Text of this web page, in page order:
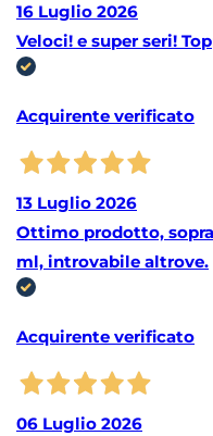
16 Luglio 2026
Veloci! e super seri!
Acquirente verificato
13 Luglio 2026
Ottimo prodotto,
ml, introvabile altrove.
Acquirente verificato
06 Luglio 2026